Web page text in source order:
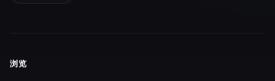
Site navigation
浏览